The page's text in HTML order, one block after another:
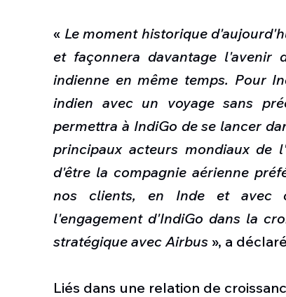
« Le moment historique
et façonnera davantage l'avenir
indienne en même temps. Pour
indien avec un voyage sans
permettra à IndiGo de se lancer
principaux acteurs mondiaux de
d'être la compagnie aérienne
nos clients, en Inde et avec
l'engagement d'IndiGo dans la
stratégique avec Airbus », a
Liés dans une relation de